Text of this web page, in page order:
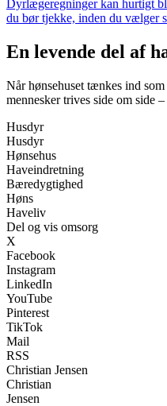
Dyrlægeregninger kan hurtigt
du bør tjekke, inden du vælger
En levende del af
Når hønsehuset tænkes ind
mennesker trives side om side
Husdyr
Husdyr
Hønsehus
Haveindretning
Bæredygtighed
Høns
Haveliv
Del og vis omsorg
X
Facebook
Instagram
LinkedIn
YouTube
Pinterest
TikTok
Mail
RSS
Christian Jensen
Christian
Jensen